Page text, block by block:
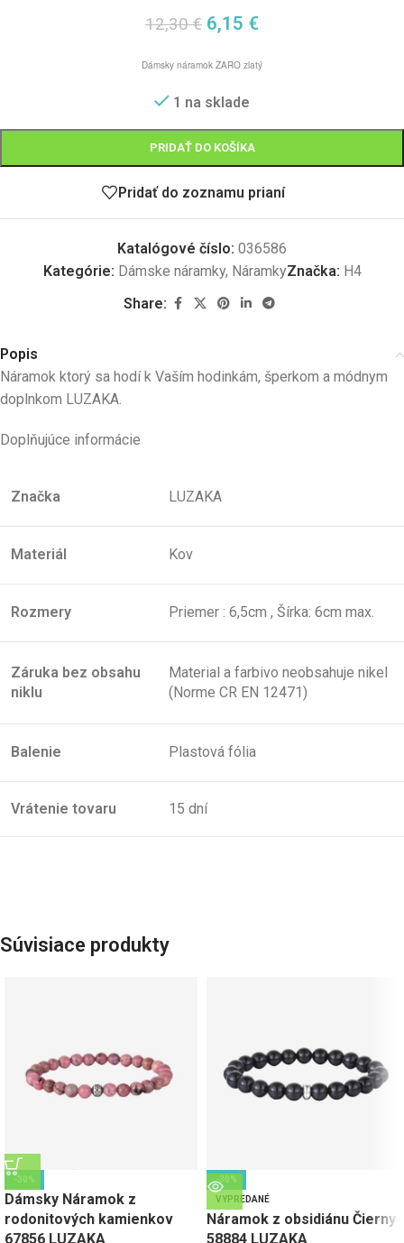
12,30€ 6,15 €
Dámsky náramok ZARO zlatý
1 na sklade
PRIDAŤ DO KOŠÍKA
Pridať do zoznamu prianí
Katalógové číslo: 036586
Kategórie: Dámske náramky, NáramkyZnačka: H4
Share:
Popis
Náramok ktorý sa hodí k Vaším hodinkám, šperkom a módnym
doplnkom LUZAKA.
Doplňujúce informácie
Značka LUZAKA
Materiál Kov
Rozmery Priemer : 6,5cm , Šírka: 6cm max.
Záruka bez obsahu
niklu
Material a farbivo neobsahuje nikel
(Norme CR EN 12471)
Balenie Plastová fólia
Vrátenie tovaru 15 dní
Súvisiace produkty
-30%
Dámsky Náramok z
rodonitových kamienkov
67856 LUZAKA
-30%
VYPREDANÉ
Náramok z obsidiánu Čierny
58884 LUZAKA